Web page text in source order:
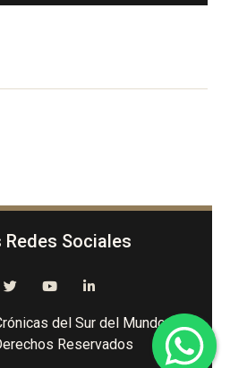
Redes Sociales
del Sur del Mundo -
Reservados